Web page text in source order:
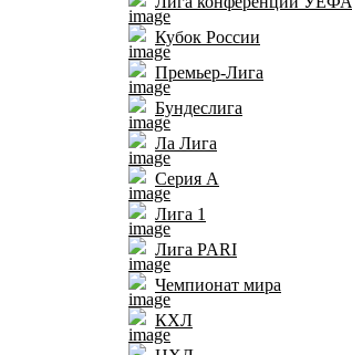
Кубок России
Премьер-Лига
Бундеслига
Ла Лига
Серия А
Лига 1
Лига PARI
Чемпионат мира
КХЛ